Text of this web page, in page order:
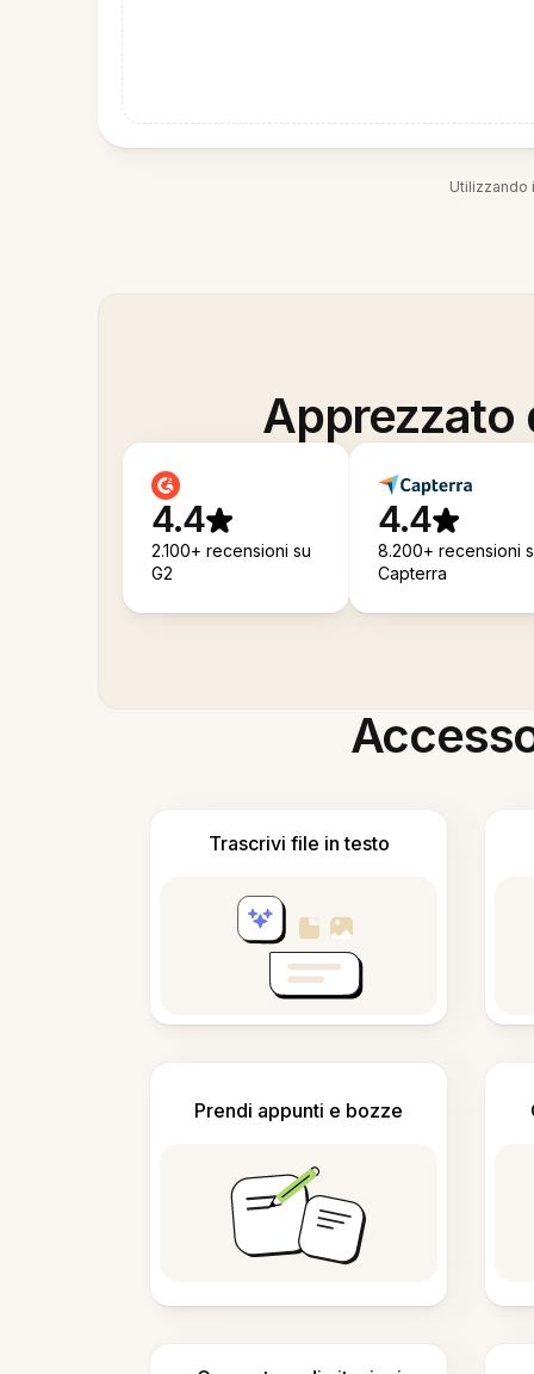
Utilizzando
Apprezzato
4.4
2.100+ recensioni su
G2
4.4
8.200+ recensioni
Capterra
Trascrivi file in testo
Prendi appunti e bozze